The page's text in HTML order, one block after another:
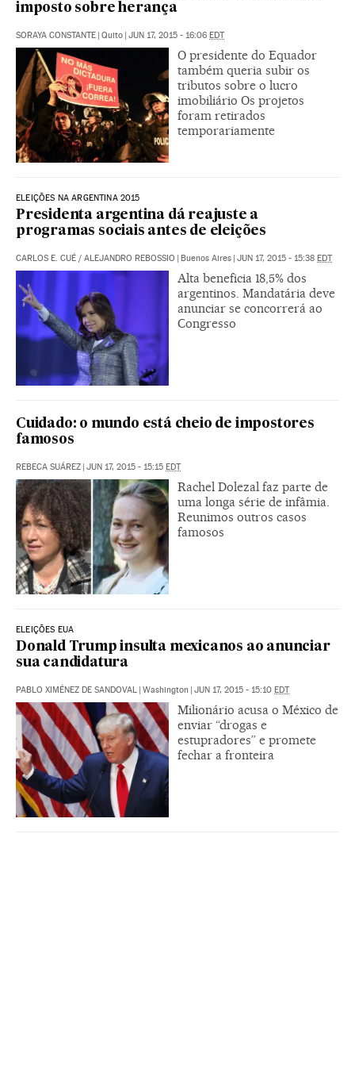
imposto sobre herança
SORAYA CONSTANTE | Quito | JUN 17, 2015 - 16:06 EDT
O presidente do Equador
também queria subir os
tributos sobre o lucro
imobiliário Os projetos
foram retirados
temporariamente
ELEIÇÕES NA ARGENTINA 2015
Presidenta argentina dá reajuste a
programas sociais antes de eleições
CARLOS E. CUÉ / ALEJANDRO REBOSSIO | Buenos Aires | JUN 17, 2015 - 15:38 EDT
Alta beneficia 18,5% dos
argentinos. Mandatária deve
anunciar se concorrerá ao
Congresso
Cuidado: o mundo está cheio de impostores
famosos
REBECA SUÁREZ | JUN 17, 2015 - 15:15 EDT
Rachel Dolezal faz parte de
uma longa série de infâmia.
Reunimos outros casos
famosos
ELEIÇÕES EUA
Donald Trump insulta mexicanos ao anunciar
sua candidatura
PABLO XIMÉNEZ DE SANDOVAL | Washington | JUN 17, 2015 - 15:10 EDT
Milionário acusa o México de
enviar “drogas e
estupradores” e promete
fechar a fronteira